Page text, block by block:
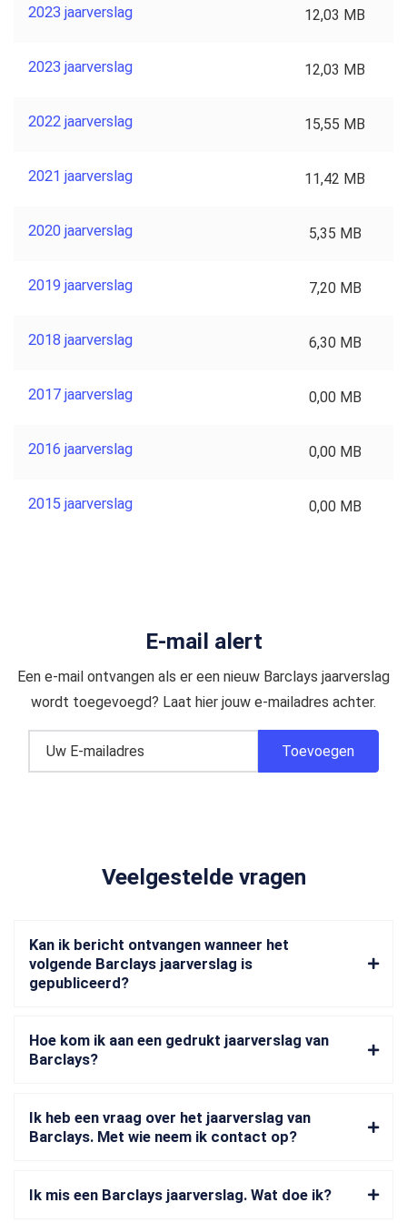
2023 jaarverslag 12,03 MB
2023 jaarverslag 12,03 MB
2022 jaarverslag 15,55 MB
2021 jaarverslag 11,42 MB
2020 jaarverslag 5,35 MB
2019 jaarverslag 7,20 MB
2018 jaarverslag 6,30 MB
2017 jaarverslag 0,00 MB
2016 jaarverslag 0,00 MB
2015 jaarverslag 0,00 MB
E-mail alert
Een e-mail ontvangen als er een nieuw Barclays jaarverslag
wordt toegevoegd? Laat hier jouw e-mailadres achter.
Veelgestelde vragen
Kan ik bericht ontvangen wanneer het
volgende Barclays jaarverslag is
gepubliceerd?
Hoe kom ik aan een gedrukt jaarverslag van
Barclays?
Ik heb een vraag over het jaarverslag van
Barclays. Met wie neem ik contact op?
Ik mis een Barclays jaarverslag. Wat doe ik?